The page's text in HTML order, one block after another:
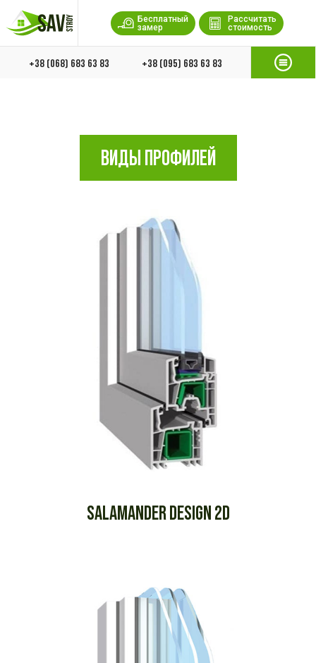
Бесплатный
замер
Рассчитать
стоимость
+38 (068) 683 63 83 +38 (095) 683 63 83
ВИДЫ ПРОФИЛЕЙ
SALAMANDER DESIGN 2D